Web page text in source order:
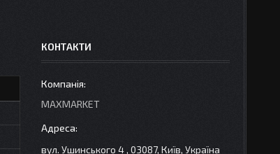
КОНТАКТИ
MAXMARKET
вул. Ушинського 4 , 03087, Київ, Україна